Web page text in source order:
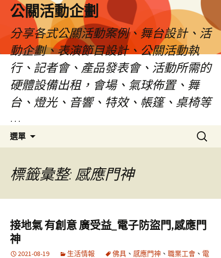
公關活動企劃
分享各式公關活動案例、舞台設計、活
動企劃、表演節目設計、公關活動執
行、記者會、產品發表會、活動所需的
硬體設備出租，會場、氣球佈置、舞
台、燈光、音響、特效、帳篷、桌椅等
…
選單
要
內
搜
尋
標籤彙整: 感應門神
接地氣 有創意 廣受益_電子防盜門,感應門
神
2021-08-19 生活情報 佛具 、 感應門神 、 職業工會 、 電